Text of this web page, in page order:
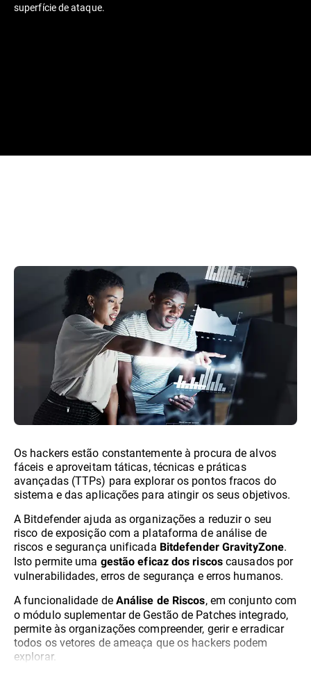
superfície de ataque.
Os hackers estão constantemente à procura de alvos
fáceis e aproveitam táticas, técnicas e práticas
avançadas (TTPs) para explorar os pontos fracos do
sistema e das aplicações para atingir os seus objetivos.
A Bitdefender ajuda as organizações a reduzir o seu
risco de exposição com a plataforma de análise de
riscos e segurança unificada Bitdefender GravityZone.
Isto permite uma gestão eficaz dos riscoscausados por
vulnerabilidades, erros de segurança e erros humanos.
A funcionalidade de Análise de Riscos, em conjunto com
o módulo suplementar de Gestão de Patches integrado,
permite às organizações compreender, gerir e erradicar
todos os vetores de ameaça que os hackers podem
explorar.